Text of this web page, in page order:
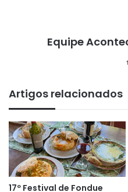
Equipe
Artigos relacionados
17º Festival de Fondue